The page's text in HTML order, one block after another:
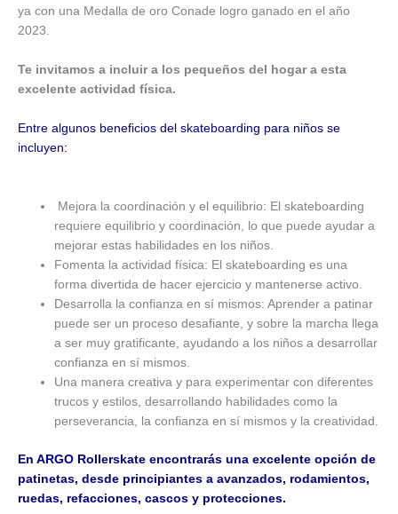
ya con una Medalla de oro Conade logro ganado en el año
2023.
Te invitamos a incluir a los pequeños del hogar a esta
excelente actividad física.
Entre algunos beneficios del skateboarding para niños se
incluyen:
Mejora la coordinación y el equilibrio: El skateboarding
requiere equilibrio y coordinación, lo que puede ayudar a
mejorar estas habilidades en los niños.
Fomenta la actividad física: El skateboarding es una
forma divertida de hacer ejercicio y mantenerse activo.
Desarrolla la confianza en sí mismos: Aprender a patinar
puede ser un proceso desafiante, y sobre la marcha llega
a ser muy gratificante, ayudando a los niños a desarrollar
confianza en sí mismos.
Una manera creativa y para experimentar con diferentes
trucos y estilos, desarrollando habilidades como la
perseverancia, la confianza en sí mismos y la creatividad.
En ARGO Rollerskate encontrarás una excelente opción de
patinetas, desde principiantes a avanzados, rodamientos,
ruedas, refacciones, cascos y protecciones.